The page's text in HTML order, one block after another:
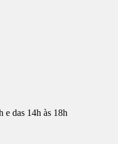
e das 14h às 18h